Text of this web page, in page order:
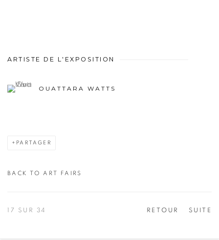
ARTISTE DE L'EXPOSITION
OUATTARA WATTS
PARTAGER
BACK TO ART FAIRS
RETOUR SUITE
17 SUR 34